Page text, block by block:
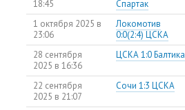
18:45
Спартак
1 октября 2025 в
23:06
Локомотив
0:0(2:4) ЦСКА
28 сентября
2025 в 16:36
ЦСКА 1:0 Балтика
22 сентября
2025 в 21:07
Сочи 1:3 ЦСКА